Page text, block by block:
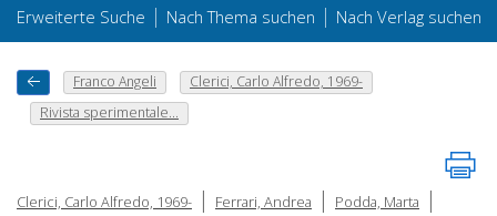
Erweiterte Suche | Nach Thema suchen | Nach Verlag suchen
Franco Angeli
Clerici, Carlo Alfredo, 1969-
Rivista sperimentale...
Clerici, Carlo Alfredo, 1969- | Ferrari, Andrea | Podda, Marta |